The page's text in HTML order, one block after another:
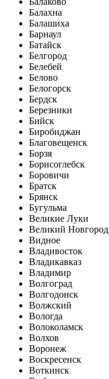
Балахна
Балашиха
Барнаул
Батайск
Белгород
Белебей
Белово
Белогорск
Бердск
Березники
Бийск
Биробиджан
Благовещенск
Борзя
Борисоглебск
Боровичи
Братск
Брянск
Бугульма
Великие Луки
Великий Новгород
Видное
Владивосток
Владикавказ
Владимир
Волгоград
Волгодонск
Волжский
Вологда
Волоколамск
Волхов
Воронеж
Воскресенск
Воткинск